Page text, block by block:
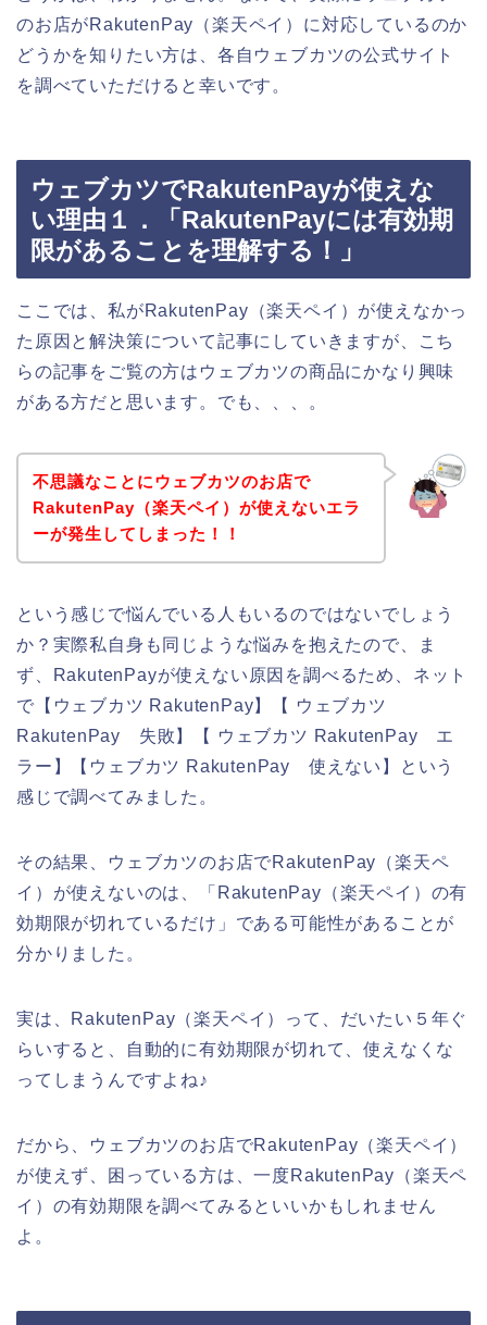
のお店がRakutenPay（楽天ペイ）に対応しているのか
どうかを知りたい方は、各自ウェブカツの公式サイト
を調べていただけると幸いです。
ウェブカツでRakutenPayが使えな
い理由１．「RakutenPayには有効期
限があることを理解する！」
ここでは、私がRakutenPay（楽天ペイ）が使えなかっ
た原因と解決策について記事にしていきますが、こち
らの記事をご覧の方はウェブカツの商品にかなり興味
がある方だと思います。でも、、、。
不思議なことにウェブカツのお店で
RakutenPay（楽天ペイ）が使えないエラ
ーが発生してしまった！！
という感じで悩んでいる人もいるのではないでしょう
か？実際私自身も同じような悩みを抱えたので、ま
ず、RakutenPayが使えない原因を調べるため、ネット
で【ウェブカツ RakutenPay】【 ウェブカツ
RakutenPay 失敗】【 ウェブカツ RakutenPay エ
ラー】【ウェブカツ RakutenPay 使えない】という
感じで調べてみました。
その結果、ウェブカツのお店でRakutenPay（楽天ペ
イ）が使えないのは、「RakutenPay（楽天ペイ）の有
効期限が切れているだけ」である可能性があることが
分かりました。
実は、RakutenPay（楽天ペイ）って、だいたい５年ぐ
らいすると、自動的に有効期限が切れて、使えなくな
ってしまうんですよね♪
だから、ウェブカツのお店でRakutenPay（楽天ペイ）
が使えず、困っている方は、一度RakutenPay（楽天ペ
イ）の有効期限を調べてみるといいかもしれません
よ。